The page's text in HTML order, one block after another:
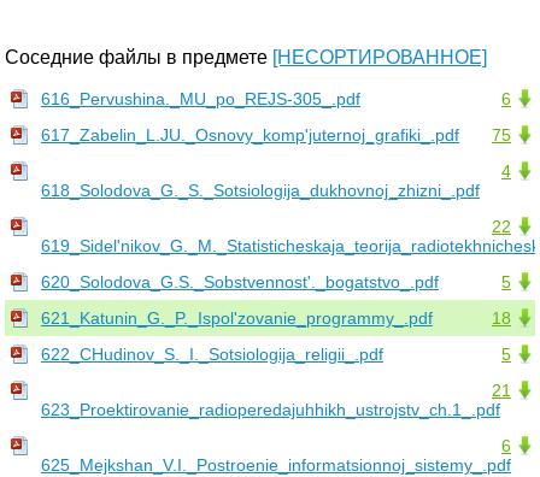
Соседние файлы в предмете [НЕСОРТИРОВАННОЕ]
6
616_Pervushina._MU_po_REJS-305_.pdf
75
617_Zabelin_L.JU._Osnovy_komp'juternoj_grafiki_.pdf
4
618_Solodova_G._S._Sotsiologija_dukhovnoj_zhizni_.pdf
22
5
620_Solodova_G.S._Sobstvennost'._bogatstvo_.pdf
18
621_Katunin_G._P._Ispol'zovanie_programmy_.pdf
5
622_CHudinov_S._I._Sotsiologija_religii_.pdf
21
623_Proektirovanie_radioperedajuhhikh_ustrojstv_ch.1_.pdf
6
625_Mejkshan_V.I._Postroenie_informatsionnoj_sistemy_.pdf